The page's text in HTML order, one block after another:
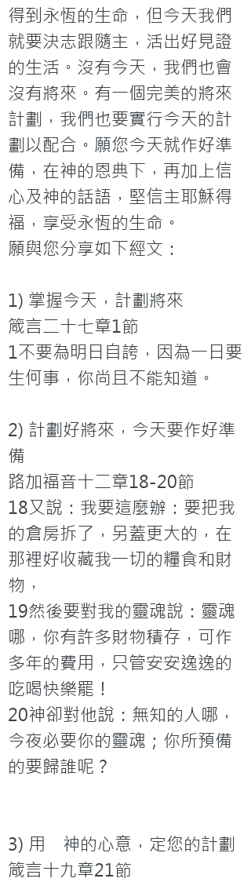
得到永恆的生命，但今天我們
就要決志跟隨主，活出好見證
的生活。沒有今天，我們也會
沒有將來。有一個完美的將來
計劃，我們也要實行今天的計
劃以配合。願您今天就作好準
備，在神的恩典下，再加上信
心及神的話語，堅信主耶穌得
福，享受永恆的生命。
願與您分享如下經文：
1) 掌握今天，計劃將來
箴言二十七章1節
1不要為明日自誇，因為一日要
生何事，你尚且不能知道。
2) 計劃好將來，今天要作好準
備
路加福音十二章18-20節
18又說：我要這麼辦：要把我
的倉房拆了，另蓋更大的，在
那裡好收藏我一切的糧食和財
物，
19然後要對我的靈魂說：靈魂
哪，你有許多財物積存，可作
多年的費用，只管安安逸逸的
吃喝快樂罷！
20神卻對他說：無知的人哪，
今夜必要你的靈魂；你所預備
的要歸誰呢？
3) 用　神的心意，定您的計劃
箴言十九章21節